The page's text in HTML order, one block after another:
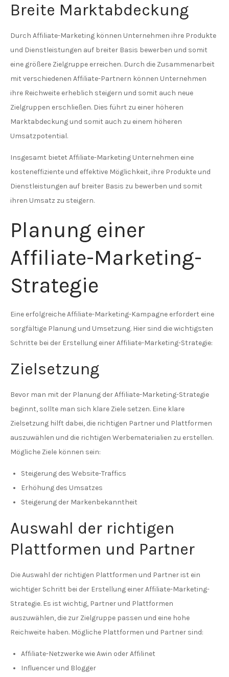
Breite Marktabdeckung
Durch Affiliate-Marketing können Unternehmen ihre Produkte
und Dienstleistungen auf breiter Basis bewerben und somit
eine größere Zielgruppe erreichen. Durch die Zusammenarbeit
mit verschiedenen Affiliate-Partnern können Unternehmen
ihre Reichweite erheblich steigern und somit auch neue
Zielgruppen erschließen. Dies führt zu einer höheren
Marktabdeckung und somit auch zu einem höheren
Umsatzpotential.
Insgesamt bietet Affiliate-Marketing Unternehmen eine
kosteneffiziente und effektive Möglichkeit, ihre Produkte und
Dienstleistungen auf breiter Basis zu bewerben und somit
ihren Umsatz zu steigern.
Planung einer
Affiliate-Marketing-
Strategie
Eine erfolgreiche Affiliate-Marketing-Kampagne erfordert eine
sorgfältige Planung und Umsetzung. Hier sind die wichtigsten
Schritte bei der Erstellung einer Affiliate-Marketing-Strategie:
Zielsetzung
Bevor man mit der Planung der Affiliate-Marketing-Strategie
beginnt, sollte man sich klare Ziele setzen. Eine klare
Zielsetzung hilft dabei, die richtigen Partner und Plattformen
auszuwählen und die richtigen Werbematerialien zu erstellen.
Mögliche Ziele können sein:
Steigerung des Website-Traffics
Erhöhung des Umsatzes
Steigerung der Markenbekanntheit
Auswahl der richtigen
Plattformen und Partner
Die Auswahl der richtigen Plattformen und Partner ist ein
wichtiger Schritt bei der Erstellung einer Affiliate-Marketing-
Strategie. Es ist wichtig, Partner und Plattformen
auszuwählen, die zur Zielgruppe passen und eine hohe
Reichweite haben. Mögliche Plattformen und Partner sind:
Affiliate-Netzwerke wie Awin oder Affilinet
Influencer und Blogger